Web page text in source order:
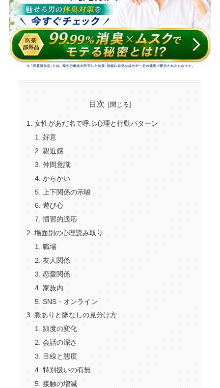
目次
女性があだ名で呼ぶ心理と行動パターン
好意
親近感
仲間意識
からかい
上下関係の示唆
遊び心
慣習的適応
場面別の心理読み取り
職場
友人関係
恋愛関係
家族内
SNS・オンライン
脈ありと脈なしの見分け方
頻度の変化
会話の深さ
目線と態度
特別扱いの有無
接触の増減